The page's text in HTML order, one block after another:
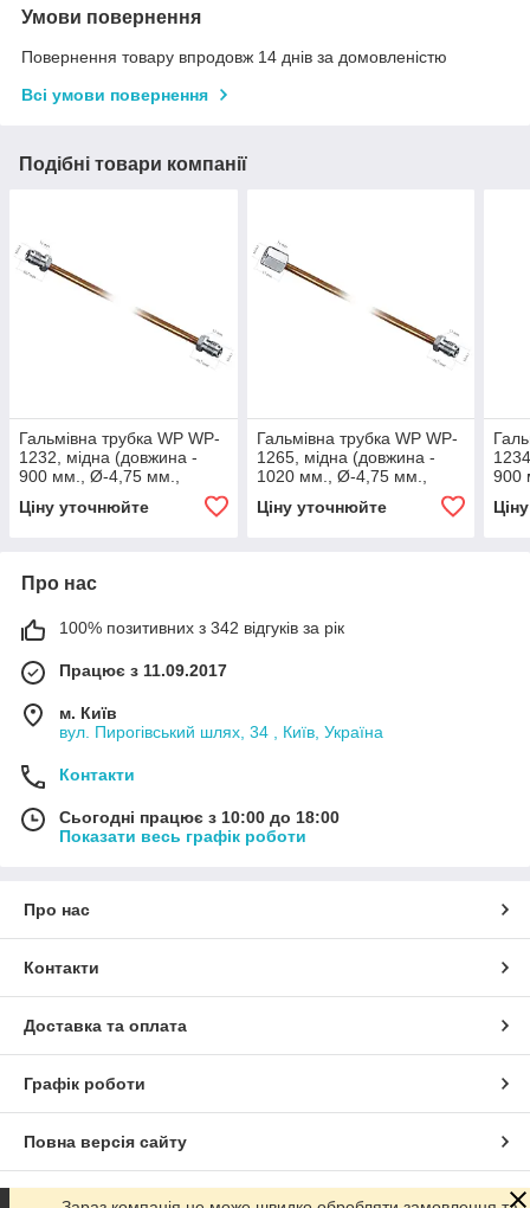
Умови повернення
Повернення товару впродовж 14 днів за домовленістю
Всі умови повернення
Подібні товари компанії
Гальмівна трубка WP WP-
1232, мідна (довжина -
900 мм., Ø-4,75 мм.,
Ціну уточнюйте
Гальмівна трубка WP WP-
1265, мідна (довжина -
1020 мм., Ø-4,75 мм.,
Ціну уточнюйте
900
Про нас
100% позитивних з 342 відгуків за рік
Працює з 11.09.2017
м. Київ
вул. Пирогівський шлях, 34 , Київ, Україна
Контакти
Сьогодні працює з 10:00 до 18:00
Показати весь графік роботи
Про нас
Контакти
Доставка та оплата
Графік роботи
Повна версія сайту
Сайт створено на маркетплейсі Prom.ua